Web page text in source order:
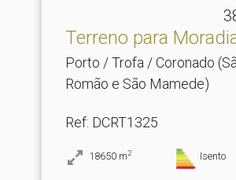
Terreno para
Porto / Trofa / Coronado
Romão e São Mamede)
Ref: DCRT1325
18650 m2 Isento